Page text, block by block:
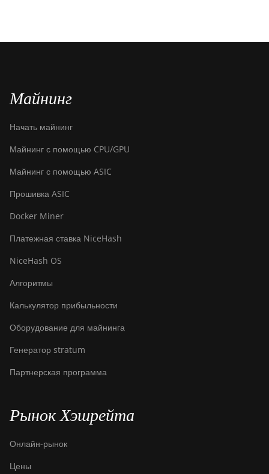
Майнинг
Начать майнинг
Майнинг с помощью CPU/GPU
Майнинг с помощью ASIC
Прошивка ASIC
Docker Miner
Платежная ставка NiceHash
NiceHash OS
Алгоритмы
Калькулятор прибыльности
Оборудование для майнинга
Генератор stratum
Партнерская программа
Рынок Хэшрейта
Онлайн-рынок
Цены